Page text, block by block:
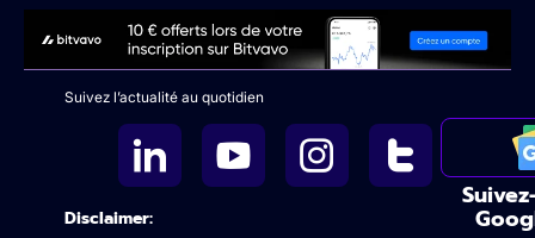
Suivez l’actualité au quotidien
Disclaimer: